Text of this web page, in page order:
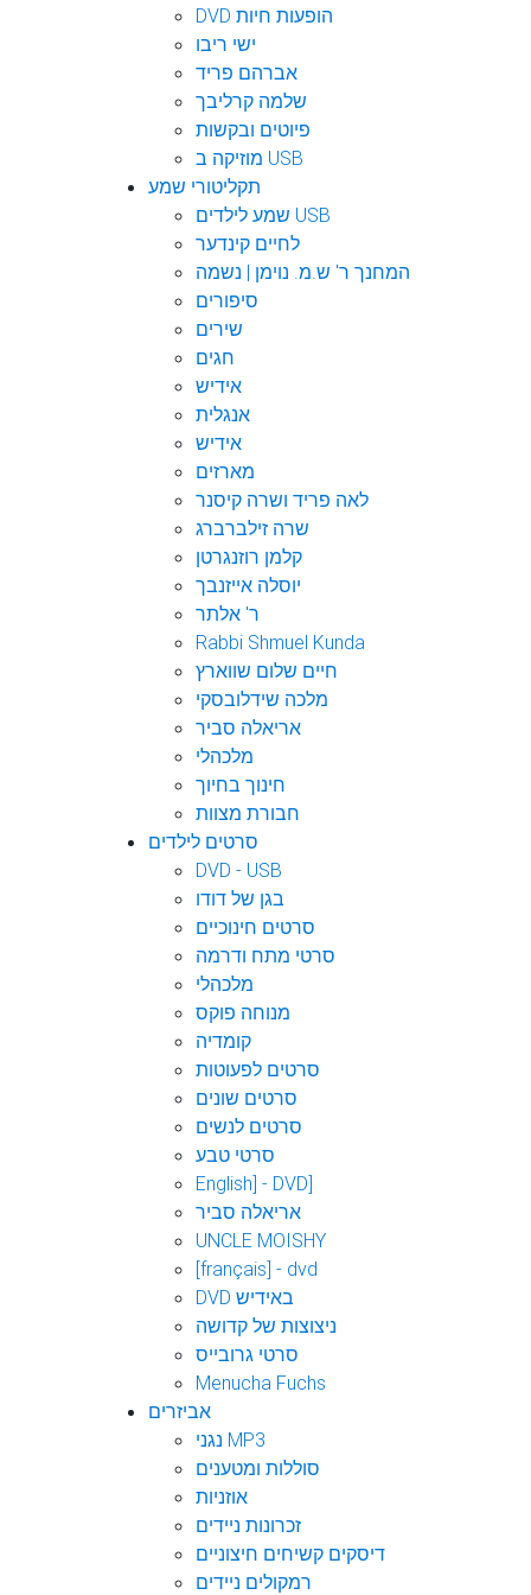
DVD הופעות חיות
ישי ריבו
אברהם פריד
שלמה קרליבך
פיוטים ובקשות
מוזיקה ב USB
תקליטורי שמע
שמע לילדים USB
לחיים קינדער
המחנך ר' ש.מ. נוימן | נשמה
סיפורים
שירים
חגים
אידיש
אנגלית
אידיש
מארזים
לאה פריד ושרה קיסנר
שרה זילברברג
קלמן רוזנגרטן
יוסלה אייזנבך
ר' אלתר
Rabbi Shmuel Kunda
חיים שלום שווארץ
מלכה שידלובסקי
אריאלה סביר
מלכהלי
חינוך בחיוך
חבורת מצוות
סרטים לילדים
DVD - USB
בגן של דודו
סרטים חינוכיים
סרטי מתח ודרמה
מלכהלי
מנוחה פוקס
קומדיה
סרטים לפעוטות
סרטים שונים
סרטים לנשים
סרטי טבע
English] - DVD]
אריאלה סביר
UNCLE MOISHY
[français] - dvd
DVD באידיש
ניצוצות של קדושה
סרטי גרובייס
Menucha Fuchs
אביזרים
נגני MP3
סוללות ומטענים
אוזניות
זכרונות ניידים
דיסקים קשיחים חיצוניים
רמקולים ניידים